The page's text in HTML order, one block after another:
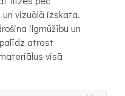
vizuālā izskata.
ilgmūžību un
atrast
visā